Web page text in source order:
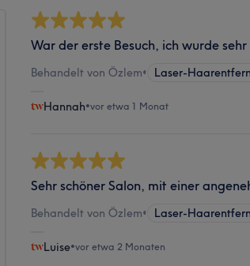
War der erste Besuch, ich wurde
Behandelt von Özlem• Laser-
Hannah•vor etwa 1 Monat
Sehr schöner Salon, mit einer
Behandelt von Özlem• Laser-
Luise•vor etwa 2 Monaten